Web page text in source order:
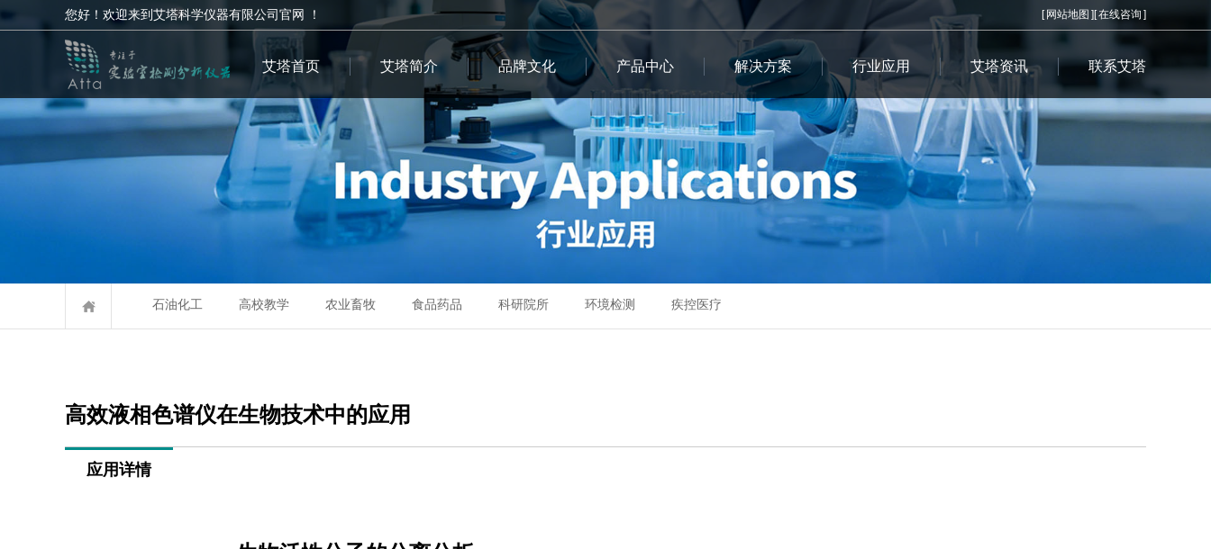
您好！欢迎来到艾塔科学仪器有限公司官网 ！ [ 网站地图 ][在线咨询 ]
艾塔首页 艾塔简介 品牌文化 产品中心 解决方案 行业应用 艾塔资讯 联系艾塔
石油化工 高校教学 农业畜牧 食品药品 科研院所 环境检测 疾控医疗
高效液相色谱仪在生物技术中的应用
应用详情